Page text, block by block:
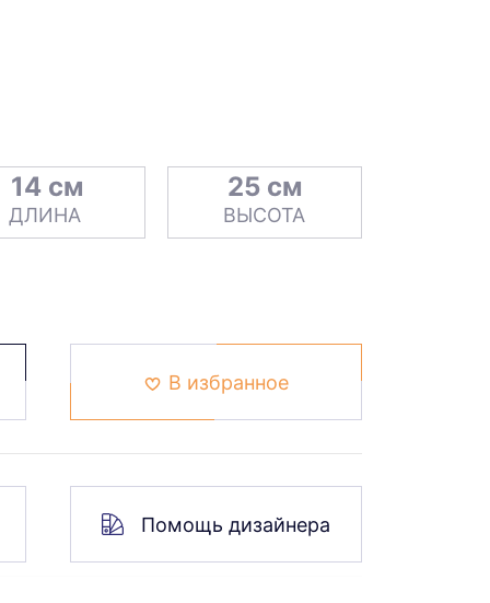
14 см
ДЛИНА
25 см
ВЫСОТА
В избранное
Помощь дизайнера